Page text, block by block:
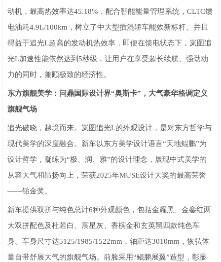
动机，最高热效率达45.18%，配合智能能量管理系统，CLTC馈
电油耗4.9L/100km，树立了中大型插混轿车能效新标杆。并且
得益于追光L超高的发动机热效率，即便在馈电状态下，岚图追
光L加速性能依然达到5秒级，让用户在享受超长续航、强劲动
力的同时，兼顾极致的经济性。
东方旗舰美学：问鼎国际设计界“奥斯卡”，大气豪华格调定义
旗舰气场
追光破晓，越境而来。岚图追光L的外观设计，是对东方哲学与
现代美学的深度融合。新车以东方美学设计语言“天地鲲鹏”为
设计哲学，凝练为“极、润、雅”的设计理念，展现中式美学的
从容大气和昂扬向上，荣获2025年MUSE设计大奖的最高荣誉
——铂金奖。
新车提供双拼与纯色总计6种外观颜色，包括金耀黑、金銮红两
大双拼配色及杜若白、宸星灰、香槟金和玄英黑四款纯色车
身。车身尺寸达5125/1985/1522mm，轴距达3010mm，恢弘体
量自带舒展大气的旗舰气场。前脸采用“鲲鹏展翼”造型，彰显